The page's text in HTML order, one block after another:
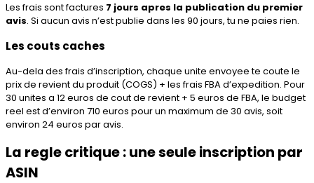
Les frais sont factures 7 jours apres la publication du premier
avis. Si aucun avis n’est publie dans les 90 jours, tu ne paies rien.
Les couts caches
Au-dela des frais d’inscription, chaque unite envoyee te coute le
prix de revient du produit (COGS) + les frais FBA d’expedition. Pour
30 unites a 12 euros de cout de revient + 5 euros de FBA, le budget
reel est d’environ 710 euros pour un maximum de 30 avis, soit
environ 24 euros par avis.
La regle critique : une seule inscription par
ASIN